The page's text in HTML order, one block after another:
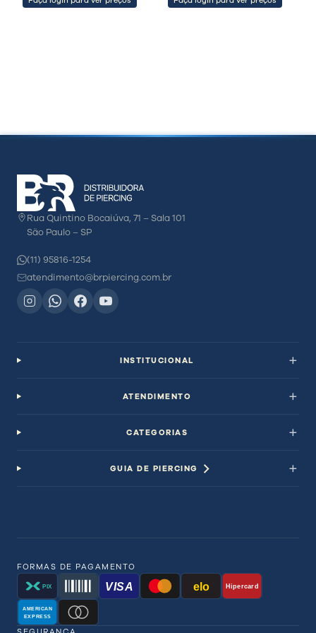
Rua Quintino Bocaiúva, 71 – Sala 101
São Paulo – SP
(11) 95816-1254
atendimento@brpiercing.com.br
INSTITUCIONAL
ATENDIMENTO
CATEGORIAS
GUIA DE PIERCING
FORMAS DE PAGAMENTO
PIX VISA elo Hipercard
AMERICAN
EXPRESS